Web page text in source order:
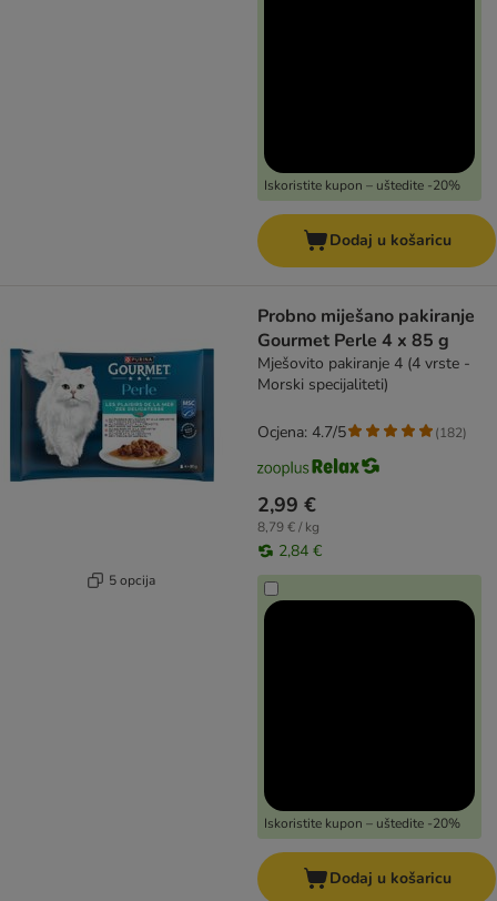
Iskoristite kupon – uštedite -20%
Dodaj u košaricu
5 opcija
Probno miješano pakiranje
Gourmet Perle 4 x 85 g
Mješovito pakiranje 4 (4 vrste -
Morski specijaliteti)
2,99 €
8,79 € / kg
2,84 €
Iskoristite kupon – uštedite -20%
Ocjena: 4.7/5 (182)
Dodaj u košaricu